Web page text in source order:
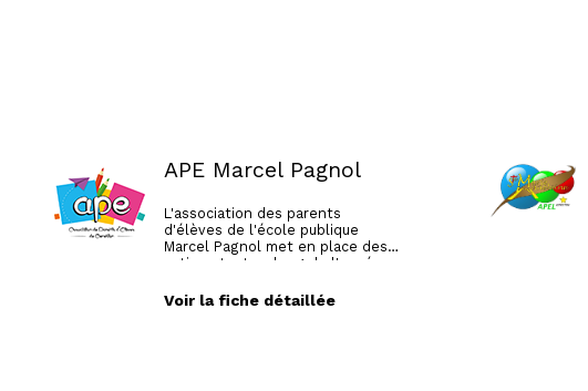
APE Marcel Pagnol
L'association des parents
d'élèves de l'école publique
Marcel Pagnol met en place des
actions tout au long de l'année
printemps des enfants, fête de
Voir la fiche détaillée